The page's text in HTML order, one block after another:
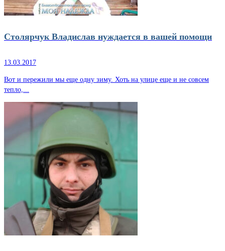
Столярчук Владислав нуждается в вашей помощи
13.03.2017
Вот и пережили мы еще одну зиму. Хоть на улице еще и не совсем
тепло,...